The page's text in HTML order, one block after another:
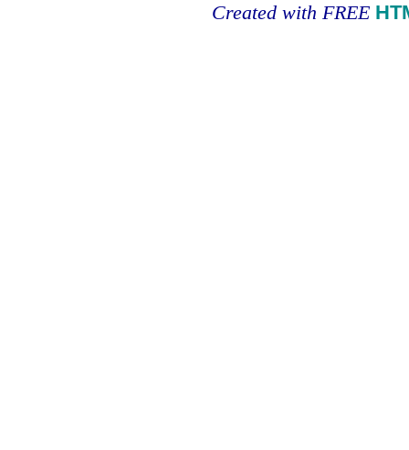
Created with FREE